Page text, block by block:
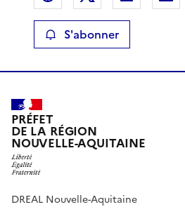
S'abonner
PRÉFET
DE LA RÉGION
NOUVELLE-AQUITAINE
DREAL Nouvelle-Aquitaine